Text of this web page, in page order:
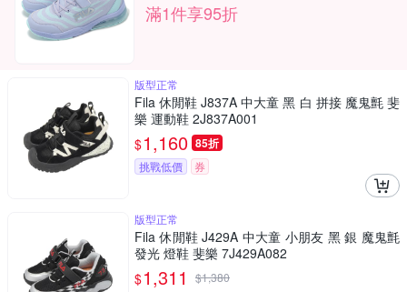
滿1件享95折
版型正常
Fila 休閒鞋 J837A 中大童 黑 白 拼接 魔鬼氈 斐
樂 運動鞋 2J837A001
$1,160 85折
挑戰低價 券
版型正常
Fila 休閒鞋 J429A 中大童 小朋友 黑 銀 魔鬼氈
發光 燈鞋 斐樂 7J429A082
$1,311 $1,380